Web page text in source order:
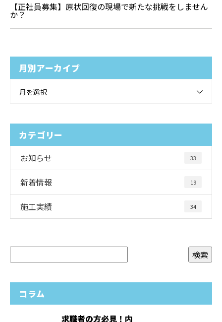
【正社員募集】原状回復の現場で新たな挑戦をしません
か？
月別アーカイブ
月を選択
カテゴリー
お知らせ 33
新着情報 19
施工実績 34
コラム
求職者の方必見！内